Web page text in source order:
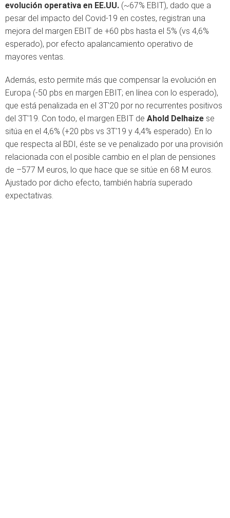
evolución operativa en EE.UU. (~67% EBIT), dado que a
pesar del impacto del Covid-19 en costes, registran una
mejora del margen EBIT de +60 pbs hasta el 5% (vs 4,6%
esperado), por efecto apalancamiento operativo de
mayores ventas.
Además, esto permite más que compensar la evolución en
Europa (-50 pbs en margen EBIT; en línea con lo esperado),
que está penalizada en el 3T'20 por no recurrentes positivos
del 3T'19. Con todo, el margen EBIT de Ahold Delhaize se
sitúa en el 4,6% (+20 pbs vs 3T'19 y 4,4% esperado). En lo
que respecta al BDI, éste se ve penalizado por una provisión
relacionada con el posible cambio en el plan de pensiones
de –577 M euros, lo que hace que se sitúe en 68 M euros.
Ajustado por dicho efecto, también habría superado
expectativas.